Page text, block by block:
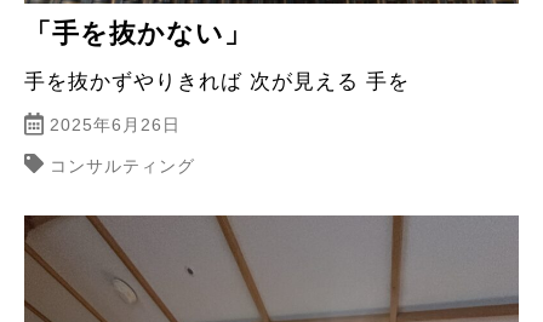
「手を抜かない」
手を抜かずやりきれば 次が見える 手を
2025年6月26日
コンサルティング